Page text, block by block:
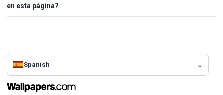
en esta página?
Spanish